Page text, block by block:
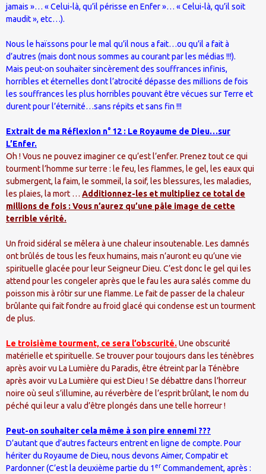
jamais »… « Celui-là, qu’il périsse en Enfer »… « Celui-là, qu’il soit
maudit », etc…).
Nous le haïssons pour le mal qu’il nous a fait…ou qu’il a fait à
d’autres (mais dont nous sommes au courant par les médias !!!).
Mais peut-on souhaiter sincèrement des souffrances infinis,
horribles et éternelles dont l’atrocité dépasse des millions de fois
les souffrances les plus horribles pouvant être vécues sur Terre et
durent pour l’éternité…sans répits et sans fin !!!
Extrait de ma Réflexion n° 12 : Le Royaume de Dieu…sur
L’Enfer.
Oh ! Vous ne pouvez imaginer ce qu’est l’enfer. Prenez tout ce qui
tourment l’homme sur terre : le feu, les flammes, le gel, les eaux qui
submergent, la faim, le sommeil, la soif, les blessures, les maladies,
les plaies, la mort … Additionnez-les et multipliez ce total de
millions de fois : Vous n’aurez qu’une pâle image de cette
terrible vérité.
Un froid sidéral se mêlera à une chaleur insoutenable. Les damnés
ont brûlés de tous les feux humains, mais n’auront eu qu’une vie
spirituelle glacée pour leur Seigneur Dieu. C’est donc le gel qui les
attend pour les congeler après que le fau les aura salés comme du
poisson mis à rôtir sur une flamme. Le fait de passer de la chaleur
brûlante qui fait fondre au froid glacé qui condense est un tourment
de plus.
Le troisième tourment, ce sera l’obscurité. Une obscurité
matérielle et spirituelle. Se trouver pour toujours dans les ténèbres
après avoir vu La Lumière du Paradis, être étreint par la Ténèbre
après avoir vu La Lumière qui est Dieu ! Se débattre dans l’horreur
noire où seul s’illumine, au réverbère de l’esprit brûlant, le nom du
péché qui leur a valu d’être plongés dans une telle horreur !
Peut-on souhaiter cela même à son pire ennemi ???
D’autant que d’autres facteurs entrent en ligne de compte. Pour
hériter du Royaume de Dieu, nous devons Aimer, Compatir et
Pardonner (C’est la deuxième partie du 1er Commandement, après :